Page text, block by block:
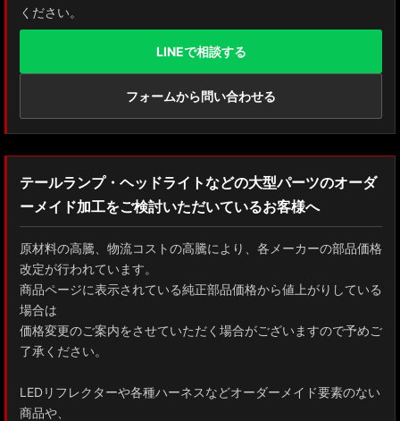
MXAA54 AXAH54/52 RAV4
GDJ150W/151 WTRJ150 ランドクルーザー プラド
ZVG11/ZSG10 カローラクロス
GXPA16 MXPA12 GRヤリス
MXPH10/MXPA10/MXBA10/KSP210 ヤリス
MXPJ10/15 MXPB10/15 ヤリスクロス
ZYX10 NGX50 C-HR
AAHH40W/AAHH45W/TAHA40W ヴェルファイア
AAHH40W/AAHH45W/AGH40W アルファード
ください。
LINEで相談する
フォームから問い合わせる
テールランプ・ヘッドライトなどの大型パーツのオーダ
ーメイド加工をご検討いただいているお客様へ
原材料の高騰、物流コストの高騰により、各メーカーの部品価格
改定が行われています。
商品ページに表示されている純正部品価格から値上がりしている
場合は
価格変更のご案内をさせていただく場合がございますので予めご
了承ください。
LEDリフレクターや各種ハーネスなどオーダーメイド要素のない
商品や、